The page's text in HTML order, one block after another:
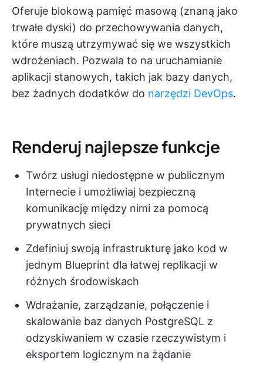
Oferuje blokową pamięć masową (znaną jako
trwałe dyski) do przechowywania danych,
które muszą utrzymywać się we wszystkich
wdrożeniach. Pozwala to na uruchamianie
aplikacji stanowych, takich jak bazy danych,
bez żadnych dodatków do narzędzi DevOps.
Renderuj najlepsze funkcje
Twórz usługi niedostępne w publicznym
Internecie i umożliwiaj bezpieczną
komunikację między nimi za pomocą
prywatnych sieci
Zdefiniuj swoją infrastrukturę jako kod w
jednym Blueprint dla łatwej replikacji w
różnych środowiskach
Wdrażanie, zarządzanie, połączenie i
skalowanie baz danych PostgreSQL z
odzyskiwaniem w czasie rzeczywistym i
eksportem logicznym na żądanie